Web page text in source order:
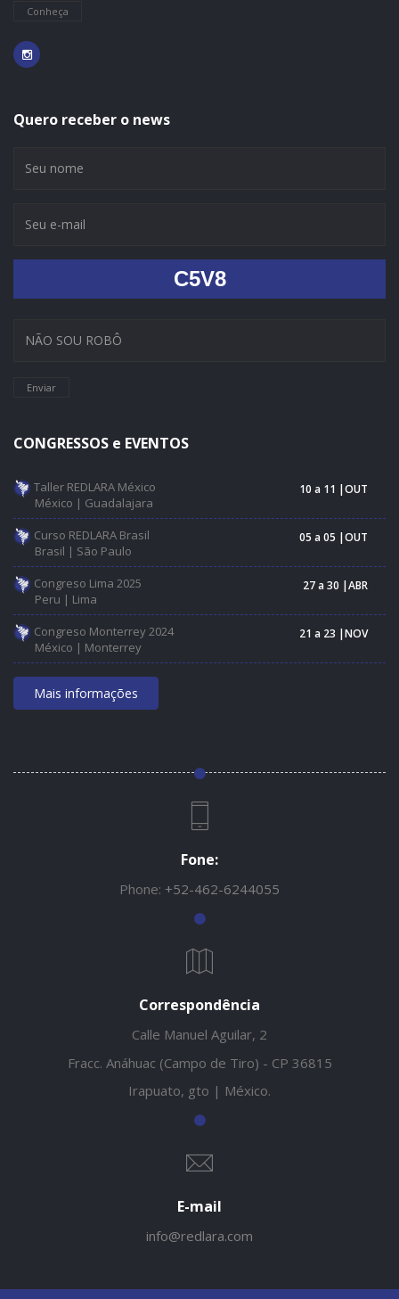
Conheça
Quero receber o news
C5V8
Enviar
CONGRESSOS e EVENTOS
Taller REDLARA México
México | Guadalajara
10 a 11 |OUT
Curso REDLARA Brasil
Brasil | São Paulo
05 a 05 |OUT
Congreso Lima 2025
Peru | Lima
27 a 30 |ABR
Congreso Monterrey 2024
México | Monterrey
21 a 23 |NOV
Mais informações
Fone:
Phone: +52-462-6244055
Correspondência
Calle Manuel Aguilar, 2
Fracc. Anáhuac (Campo de Tiro) - CP 36815
Irapuato, gto | México.
E-mail
info@redlara.com